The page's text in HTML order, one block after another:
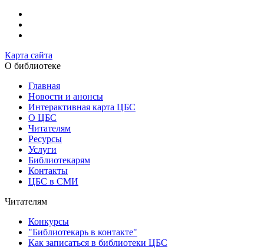
Карта сайта
О библиотеке
Главная
Новости и анонсы
Интерактивная карта ЦБС
О ЦБС
Читателям
Ресурсы
Услуги
Библиотекарям
Контакты
ЦБС в СМИ
Читателям
Конкурсы
"Библиотекарь в контакте"
Как записаться в библиотеки ЦБС